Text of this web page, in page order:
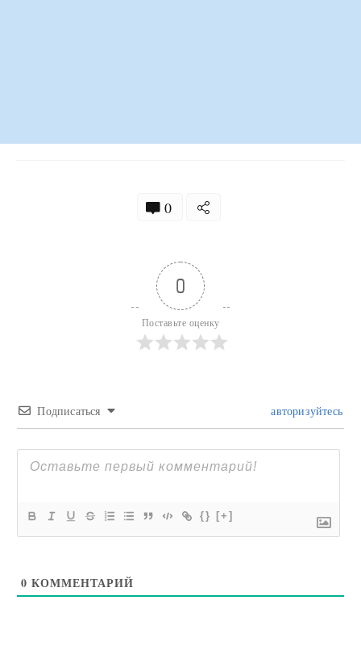
0
0
Поставьте оценку
Подписаться авторизуйтесь
{} [+]
0 КОММЕНТАРИЙ